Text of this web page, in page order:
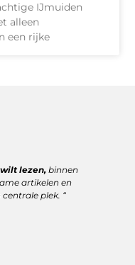
IJmuiden
alleen
een rijke
lezen, binnen
artikelen en
plek. “